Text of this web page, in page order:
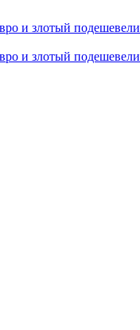
и злотый подешевели
и злотый подешевели